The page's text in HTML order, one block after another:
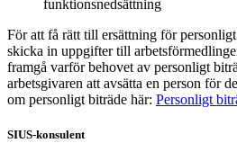
funktionsnedsättning
För att få rätt till ersättning för
skicka in uppgifter till
framgå varför behovet av personligt
arbetsgivaren att avsätta en person för
om personligt biträde här: Personligt
SIUS-konsulent